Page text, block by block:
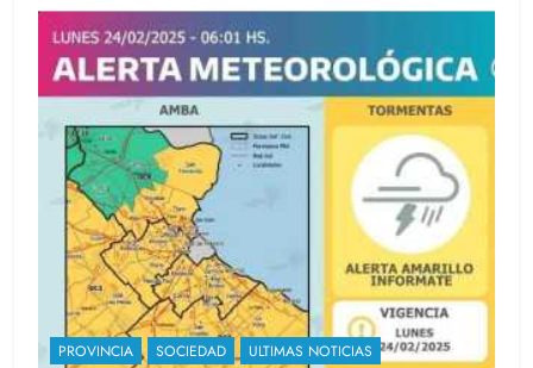
PROVINCIA SOCIEDAD ULTIMAS NOTICIAS